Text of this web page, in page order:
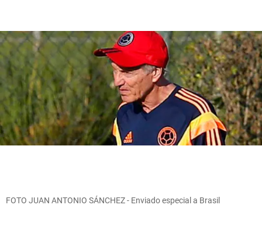
FOTO JUAN ANTONIO SÁNCHEZ - Enviado especial a Brasil